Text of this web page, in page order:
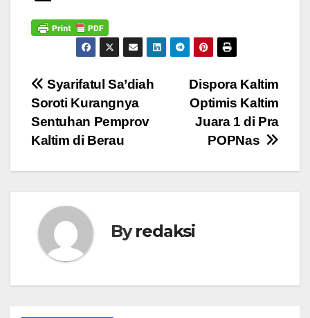
Navigasi
pos
Dispora Kaltim
Optimis Kaltim
Juara 1 di Pra
POPNas
Syarifatul Sa’diah
Soroti Kurangnya
Sentuhan Pemprov
Kaltim di Berau
Byredaksi